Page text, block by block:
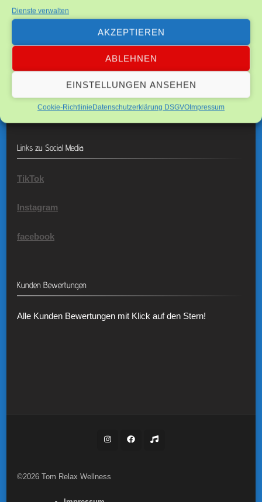
Dienste verwalten
AKZEPTIEREN
ABLEHNEN
EINSTELLUNGEN ANSEHEN
Cookie-RichtlinieDatenschutzerklärung DSGVOImpressum
nach:
Links zu Social Media
TikTok
Instagram
facebook
Kunden Bewertungen
Alle Kunden Bewertungen mit Klick auf den Stern!
©2026 Tom Relax Wellness